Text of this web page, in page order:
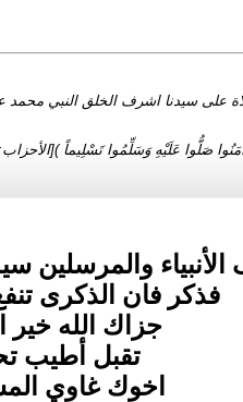
على سيدنا اشرف الخلق النبي محمد
صَلُّوا عَلَيْهِ وَسَلِّمُوا تَسْلِيماً )[الأحزاب:56].
والمرسلين
فذكر فان الذكرى
جزاك الله خير
تقبل أطيب
اخوك غاوي